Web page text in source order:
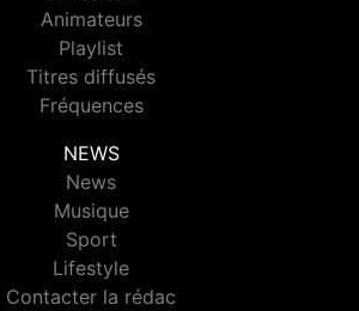
Animateurs
Playlist
Titres diffusés
Fréquences
NEWS
News
Musique
Sport
Lifestyle
Contacter la rédac